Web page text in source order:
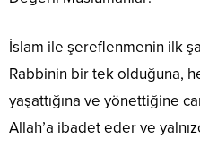
İslam ile şereflenmenin ilk
Rabbinin bir tek olduğuna,
yaşattığına ve yönettiğine
Allah’a ibadet eder ve